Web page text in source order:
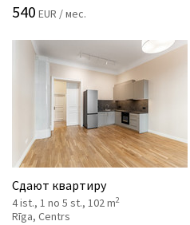
540 EUR / мес.
Сдают квартиру
4 ist., 1 no 5 st., 102 m2
Rīga, Centrs